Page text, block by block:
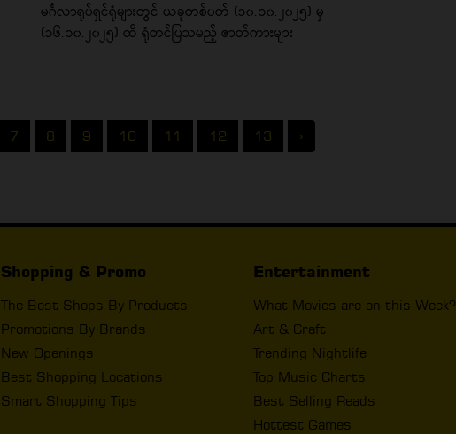
မင်္ဂလာရုပ်ရှင်ရုံများတွင် ယခုတစ်ပတ် (၁၀.၁၀.၂၀၂၅) မှ
(၁၆.၁၀.၂၀၂၅) ထိ ရုံတင်ပြသမည့် ဇာတ်ကားများ
7 8 9 10 11 12 13 ›
Shopping & Promo
The Best Shops By Products
Promotions By Brands
New Openings
Best Shopping Locations
Smart Shopping Tips
Entertainment
What Movies are on this Week?
Art & Craft
Trending Nightlife
Top Music Charts
Best Selling Reads
Hottest Games